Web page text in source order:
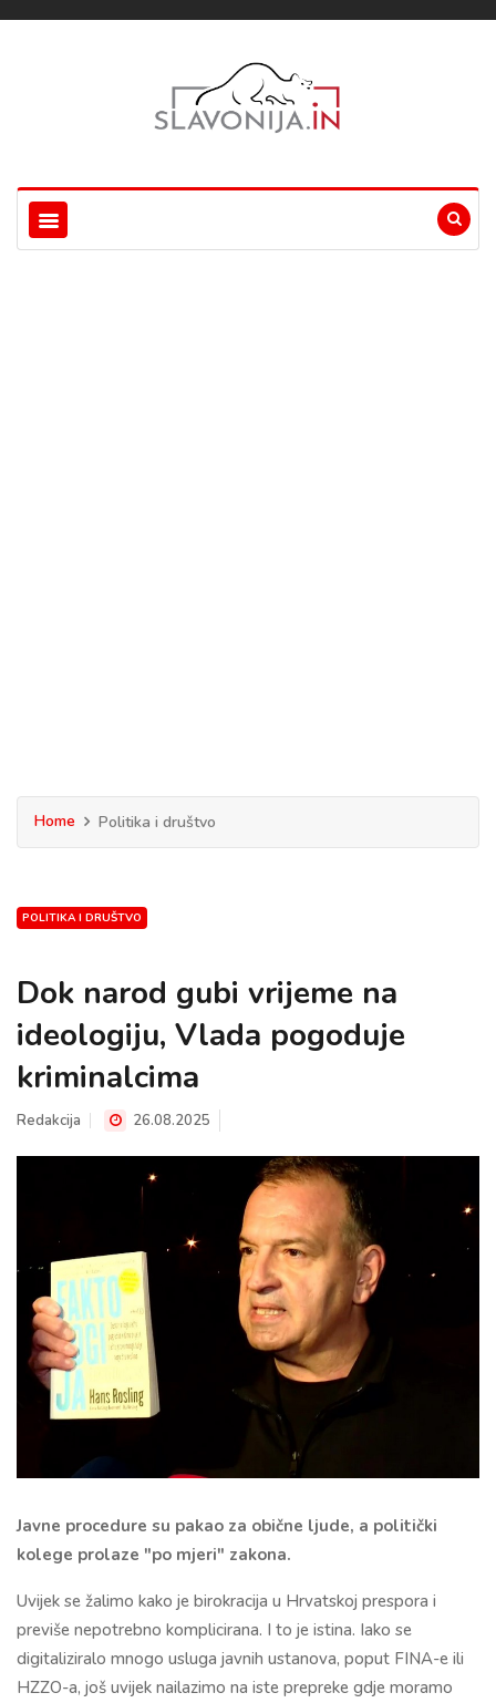
Home Politika i društvo
POLITIKA I DRUŠTVO
Dok narod gubi vrijeme na
ideologiju, Vlada pogoduje
kriminalcima
Redakcija 26.08.2025
Javne procedure su pakao za obične ljude, a politički
kolege prolaze "po mjeri" zakona.
Uvijek se žalimo kako je birokracija u Hrvatskoj prespora i
previše nepotrebno komplicirana. I to je istina. Iako se
digitaliziralo mnogo usluga javnih ustanova, poput FINA-e ili
HZZO-a, još uvijek nailazimo na iste prepreke gdje moramo